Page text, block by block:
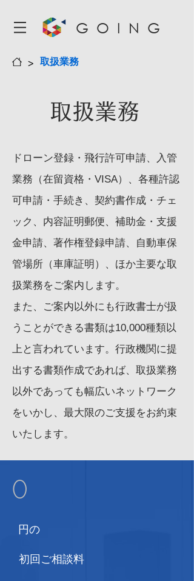
GOING
> 取扱業務
取扱業務
ドローン登録・飛行許可申請、入管
業務（在留資格・VISA）、各種許認
可申請・手続き、契約書作成・チェ
ック、内容証明郵便、補助金・支援
金申請、著作権登録申請、
自動車保
管場所（車庫証明）
、ほか主要な取
扱業務をご案内します。
また、ご案内以外にも行政書士が扱
うことができる書類は10,000種類以
上と言われています。行政機関に提
出する書類作成であれば、取扱業務
以外であっても幅広いネットワーク
をいかし、最大限のご支援をお約束
いたします。
0
円の
​初回ご相談料